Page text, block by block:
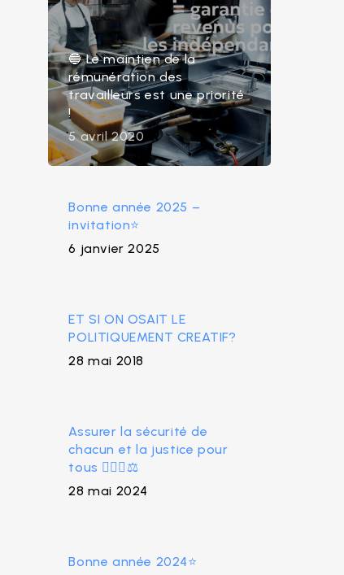
🔵 Le maintien de la
rémunération des
travailleurs est une priorité
!
5 avril 2020
Bonne année 2025 –
invitation⭐
6 janvier 2025
ET SI ON OSAIT LE
POLITIQUEMENT CREATIF?
28 mai 2018
Assurer la sécurité de
chacun et la justice pour
tous 👮🏻‍♀️⚖
28 mai 2024
Bonne année 2024⭐